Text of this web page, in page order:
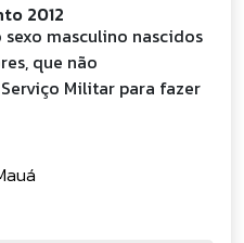
2012
masculino nascidos
que não
Militar para fazer